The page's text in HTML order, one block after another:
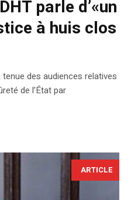
parle d’«un
à huis clos
des audiences relatives
de l’État par
ARTICLE